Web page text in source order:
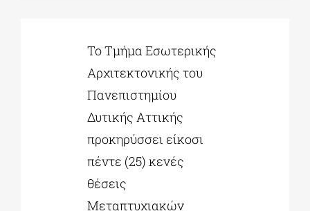
ΠΟΛΙΤΙΣΤΙΚΟΙ ΦΟΡΕΙΣ
To Τμήμα Εσωτερικής
Αρχιτεκτονικής του
Πανεπιστημίου
Δυτικής Αττικής
προκηρύσσει είκοσι
πέντε (25) κενές
θέσεις
Μεταπτυχιακών